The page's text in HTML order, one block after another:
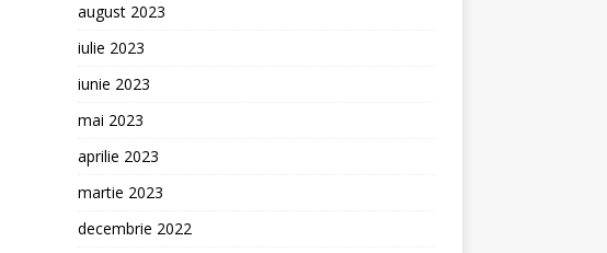
august 2023
iulie 2023
iunie 2023
mai 2023
aprilie 2023
martie 2023
decembrie 2022